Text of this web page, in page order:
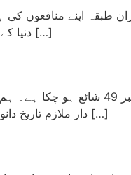
طبقہ اپنے منافعوں کی
دنیا کے مختلف علاقوں کو اپنے زیر تسلط لا کر قبضے بھی کر رہا تھا۔ لیکن آج ہم ایک ایسے عہد میں داخل […]
دار ملازم تاریخ دانوں کی جانب سے دہائیوں سے لکھے جانے والے جھوٹ اور بہتان تراشی کو بے نقاب کرتے ہوئے دوسری […]